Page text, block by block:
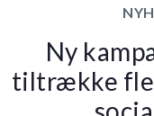
Ny
tiltrække